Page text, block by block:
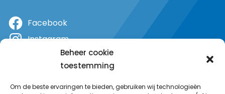
Beheer cookie
toestemming
Om de beste ervaringen te bieden, gebruiken wij technologieën
Facebook
Instagram
YouTube